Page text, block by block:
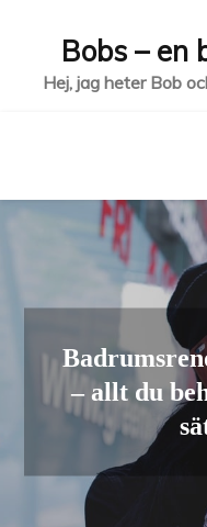
innehåll
Bobs – en
Hej, jag heter Bob
– allt du